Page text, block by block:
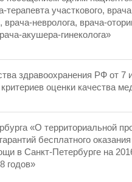
терапевта участкового,
врача-невролога, врача-
акушера-гинеколога»
здравоохранения РФ от 7
оценки качества
«О территориальной
бесплатного
в Санкт-Петербурге на
годов»